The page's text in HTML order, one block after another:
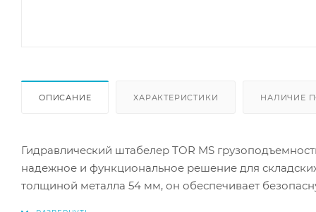
ОПИСАНИЕ ХАРАКТЕРИСТИКИ НАЛИЧИЕ
Гидравлический штабелер TOR MS
надежное и функциональное решение для
толщиной металла 54 мм, он обеспечивает